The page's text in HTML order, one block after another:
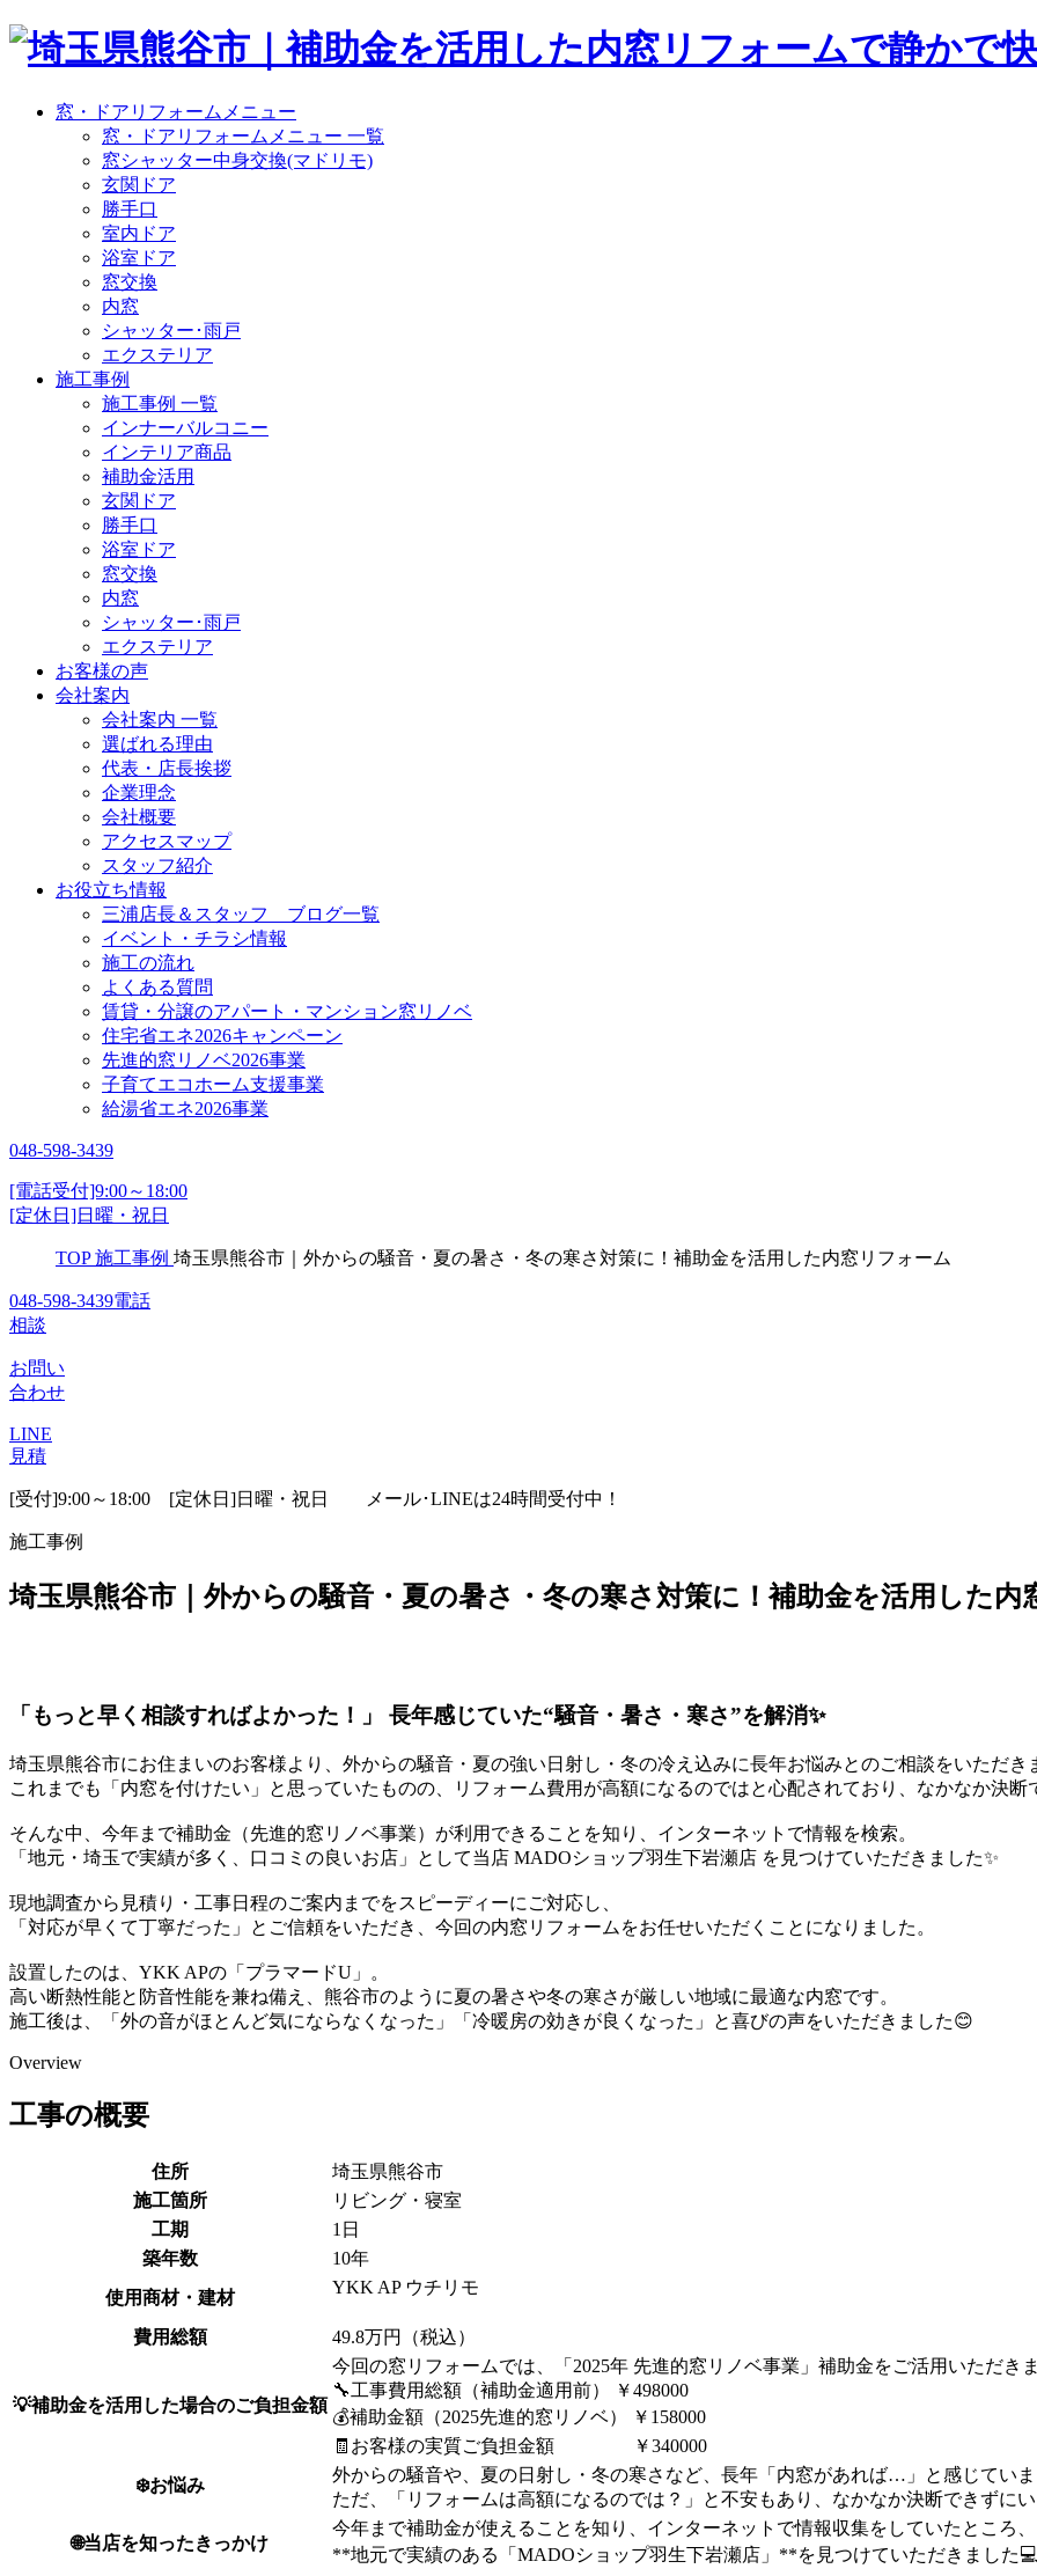
窓・ドアリフォームメニュー
窓・ドアリフォームメニュー 一覧
窓シャッター中身交換(マドリモ)
玄関ドア
勝手口
室内ドア
浴室ドア
窓交換
内窓
シャッター･雨戸
エクステリア
施工事例
施工事例 一覧
インナーバルコニー
インテリア商品
補助金活用
玄関ドア
勝手口
浴室ドア
窓交換
内窓
シャッター･雨戸
エクステリア
お客様の声
会社案内
会社案内 一覧
選ばれる理由
代表・店長挨拶
企業理念
会社概要
アクセスマップ
スタッフ紹介
お役立ち情報
三浦店長＆スタッフ ブログ一覧
イベント・チラシ情報
施工の流れ
よくある質問
賃貸・分譲のアパート・マンション窓リノベ
住宅省エネ2026キャンペーン
先進的窓リノベ2026事業
子育てエコホーム支援事業
給湯省エネ2026事業
048-598-3439
[電話受付]9:00～18:00
[定休日]日曜・祝日
TOP 施工事例 埼玉県熊谷市｜外からの騒音・夏の暑さ・冬の寒さ対策に！補助金を活用した内窓リフォーム
048-598-3439電話
相談
お問い
合わせ
LINE
見積
[受付]9:00～18:00 [定休日]日曜・祝日 メール･LINEは24時間受付中！
施工事例
埼玉県熊谷市｜外からの騒音・夏の暑さ・冬の寒さ対策に！補助金を活用した内
「もっと早く相談すればよかった！」 長年感じていた“騒音・暑さ・寒さ”を解消✨
埼玉県熊谷市にお住まいのお客様より、外からの騒音・夏の強い日射し・冬の冷え込みに長年お悩みとのご相談をいただき
これまでも「内窓を付けたい」と思っていたものの、リフォーム費用が高額になるのではと心配されており、なかなか決断
そんな中、今年まで補助金（先進的窓リノベ事業）が利用できることを知り、インターネットで情報を検索。
「地元・埼玉で実績が多く、口コミの良いお店」として当店 MADOショップ羽生下岩瀬店 を見つけていただきました✨
現地調査から見積り・工事日程のご案内までをスピーディーにご対応し、
「対応が早くて丁寧だった」とご信頼をいただき、今回の内窓リフォームをお任せいただくことになりました。
設置したのは、YKK APの「プラマードU」。
高い断熱性能と防音性能を兼ね備え、熊谷市のように夏の暑さや冬の寒さが厳しい地域に最適な内窓です。
施工後は、「外の音がほとんど気にならなくなった」「冷暖房の効きが良くなった」と喜びの声をいただきました😊
Overview
工事の概要
住所
埼玉県熊谷市
施工箇所
リビング・寝室
工期
1日
築年数
10年
使用商材・建材
YKK AP ウチリモ
費用総額 49.8万円（税込）
💡補助金を活用した場合のご負担金額
今回の窓リフォームでは、「2025年 先進的窓リノベ事業」補助金をご活用いただき
🔧工事費用総額（補助金適用前） ￥498000
💰補助金額（2025先進的窓リノベ） ￥158000
🧾お客様の実質ご負担金額 ￥340000
❄️お悩み
外からの騒音や、夏の日射し・冬の寒さなど、長年「内窓があれば…」と感じてい
ただ、「リフォームは高額になるのでは？」と不安もあり、なかなか決断できずに
🌐当店を知ったきっかけ
今年まで補助金が使えることを知り、インターネットで情報収集をしていたところ、
**地元で実績のある「MADOショップ羽生下岩瀬店」**を見つけていただきました